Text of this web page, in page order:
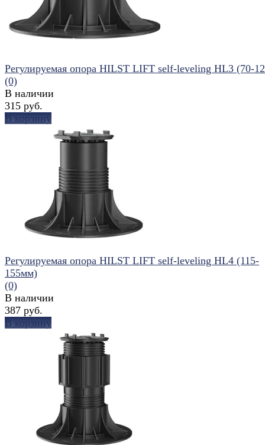
сравнить
Регулируемая опора HILST LIFT self-leveling HL3 (70-
(0)
В наличии
315 руб.
В корзину
Регулируемая опора HILST LIFT self-leveling HL4 (115-
155мм)
(0)
В наличии
387 руб.
В корзину